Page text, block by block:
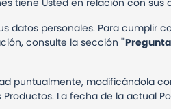
tiene Usted en relación con sus
datos personales. Para cumplir
consulte la sección
puntualmente, modificándola
La fecha de la actual